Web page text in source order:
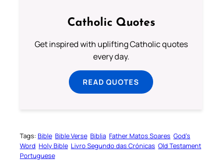
Catholic Quotes
Get inspired with uplifting Catholic quotes
every day.
READ QUOTES
Tags: Bible Bible Verse Biblia Father Matos Soares God’s
Word Holy Bible Livro Segundo das Crónicas Old Testament
Portuguese